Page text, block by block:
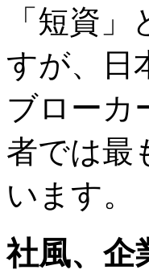
「短資
すが、日
ブローカ
者では最
います。
社風、企